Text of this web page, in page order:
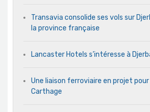
Transavia consolide ses vols sur
la province française
Lancaster Hotels s’intéresse à
Une liaison ferroviaire en projet
Carthage